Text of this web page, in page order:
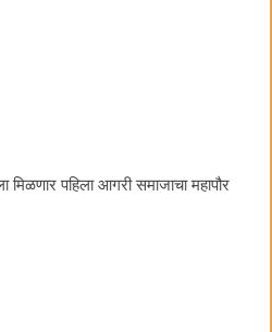
मिळणार पहिला आगरी समाजाचा महापौर